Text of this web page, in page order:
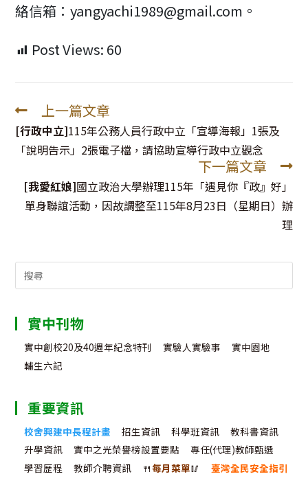
絡信箱：yangyachi1989@gmail.com。
Post Views: 60
Read
more
articles
上一篇文章
[行政中立]115年公務人員行政中立「宣導海報」1張及
「說明告示」2張電子檔，請協助宣導行政中立觀念
下一篇文章
[我愛紅娘]國立政治大學辦理115年「遇見你『政』好」
單身聯誼活動，因故調整至115年8月23日（星期日）辦
理
Search
for:
實中刊物
實中創校20及40週年紀念特刊 實驗人實驗事
實中園地
輔生六記
重要資訊
校舍興建中長程計畫 招生資訊 科學班資訊
教科書資訊
升學資訊
實中之光榮譽榜設置要點
專任(代理)教師甄選
學習歷程
教師介聘資訊 🍴每月菜單🥢 臺灣全民安全指引